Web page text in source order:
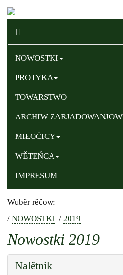
NOWOSTKI
PROTYKA
TOWARSTWO
ARCHIW ZARJADOWANJOW
MIŁOĆICY
WĚTEŃCA
IMPRESUM
Wuběr rěčow:
/ NOWOSTKI / 2019
Nowostki 2019
Nalětnik